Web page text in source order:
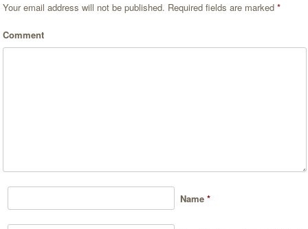
Your email address will not be published. Required fields are marked*
Comment
Name*